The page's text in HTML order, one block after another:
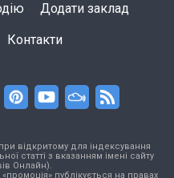
Додати заклад
Контакти
відкритому для індексування
статті з вказанням імені сайту
Онлайн).
публікується на правах